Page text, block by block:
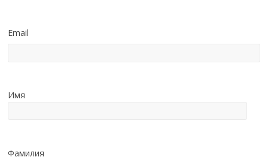
Email
Имя
Фамилия